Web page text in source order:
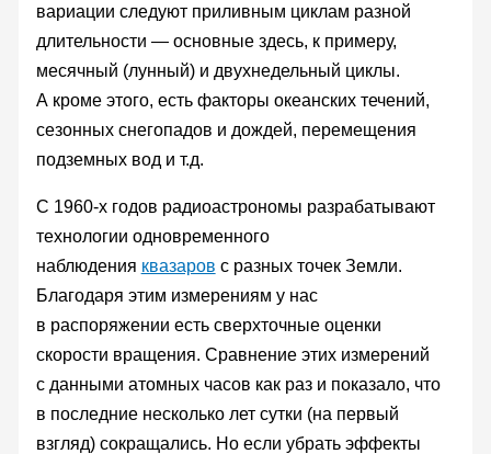
вариации следуют приливным циклам разной
длительности — основные здесь, к примеру,
месячный (лунный) и двухнедельный циклы.
А кроме этого, есть факторы океанских течений,
сезонных снегопадов и дождей, перемещения
подземных вод и т.д.
С 1960-х годов радиоастрономы разрабатывают
технологии одновременного
наблюдения квазаров с разных точек Земли.
Благодаря этим измерениям у нас
в распоряжении есть сверхточные оценки
скорости вращения. Сравнение этих измерений
с данными атомных часов как раз и показало, что
в последние несколько лет сутки (на первый
взгляд) сокращались. Но если убрать эффекты